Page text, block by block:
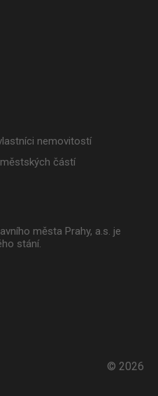
nemovitostí
částí
města Prahy, a.s. je
stání.
© 2026